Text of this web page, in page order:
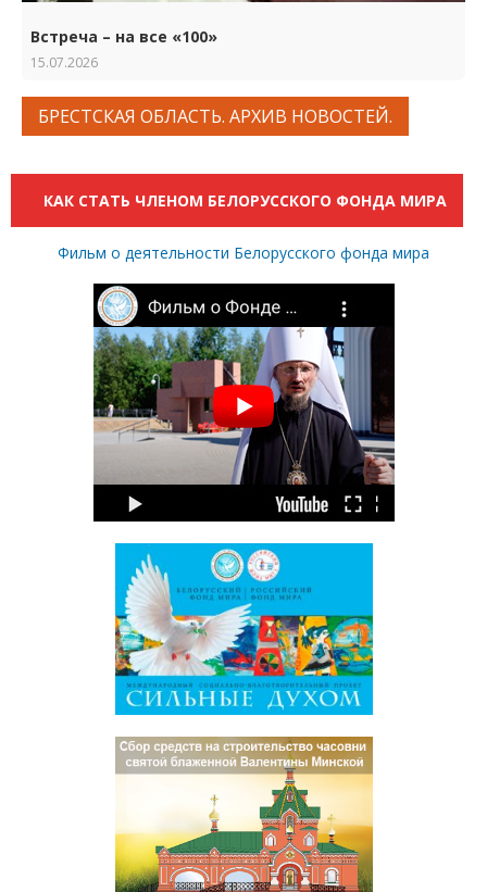
Встреча – на все «100»
15.07.2026
БРЕСТСКАЯ ОБЛАСТЬ. АРХИВ НОВОСТЕЙ.
КАК СТАТЬ ЧЛЕНОМ БЕЛОРУССКОГО ФОНДА МИРА
Фильм о деятельности Белорусского фонда мира